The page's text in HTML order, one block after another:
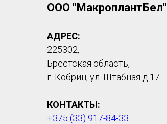
ООО "МакроплантБел"
АДРЕС:
225302,
Брестская область,
г. Кобрин, ул. Штабная д.17
КОНТАКТЫ:
+375 (33) 917-84-33